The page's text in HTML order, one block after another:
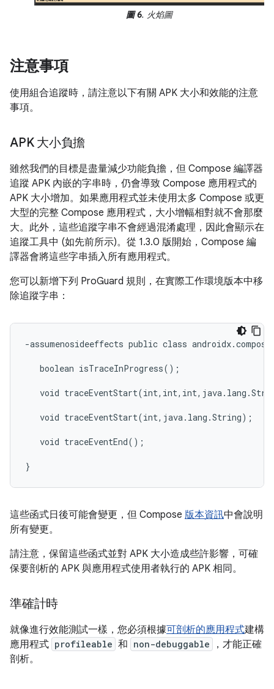
圖 6. 火焰圖
注意事項
使用組合追蹤時，請注意以下有關 APK 大小和效能的注意
事項。
APK 大小負擔
雖然我們的目標是盡量減少功能負擔，但 Compose 編譯器
追蹤 APK 內嵌的字串時，仍會導致 Compose 應用程式的
APK 大小增加。如果應用程式並未使用太多 Compose 或更
大型的完整 Compose 應用程式，大小增幅相對就不會那麼
大。此外，這些追蹤字串不會經過混淆處理，因此會顯示在
追蹤工具中 (如先前所示)。從 1.3.0 版開始，Compose 編
譯器會將這些字串插入所有應用程式。
您可以新增下列 ProGuard 規則，在實際工作環境版本中移
除追蹤字串：
-assumenosideeffects public class
   boolean isTraceInProgress();
void
   void traceEventStart(int,java.lang.String);
   void traceEventEnd();
這些函式日後可能會變更，但 Compose 版本資訊中會說明
所有變更。
請注意，保留這些函式並對 APK 大小造成些許影響，可確
保要剖析的 APK 與應用程式使用者執行的 APK 相同。
準確計時
就像進行效能測試一樣，您必須根據可剖析的應用程式建構
應用程式 profileable 和 non-debuggable
，才能正確
剖析。